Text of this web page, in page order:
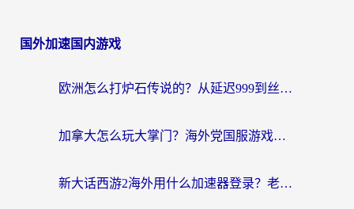
国外加速国内游戏
欧洲怎么打炉石传说的？从延迟999到丝滑上分，我找到了靠谱加速器
加拿大怎么玩大掌门？海外党国服游戏加速避坑指南（附实用工具推荐）
新大话西游2海外用什么加速器登录？老玩家亲测有效的国服游戏加速指南